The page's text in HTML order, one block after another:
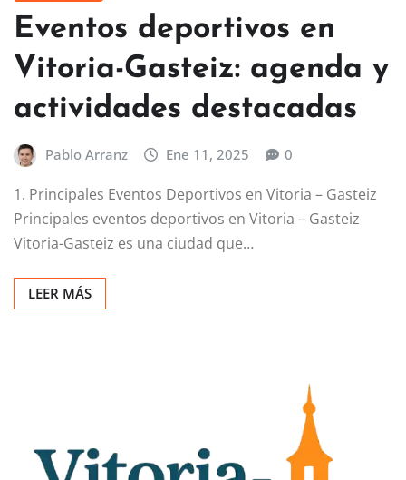
Eventos deportivos en
Vitoria-Gasteiz: agenda y
actividades destacadas
Pablo Arranz Ene 11, 2025 0
1. Principales Eventos Deportivos en Vitoria – Gasteiz
Principales eventos deportivos en Vitoria – Gasteiz
Vitoria-Gasteiz es una ciudad que…
LEER MÁS